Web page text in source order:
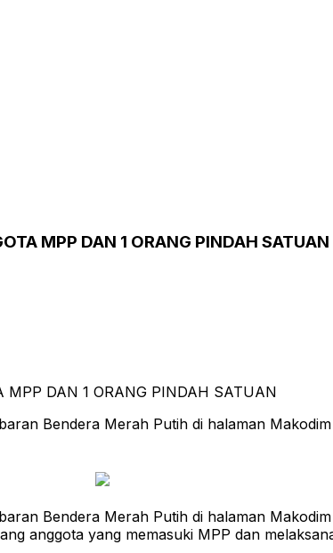
MPP DAN 1 ORANG PINDAH SATUAN
Bendera Merah Putih di halaman
Bendera Merah Putih di halaman
anggota yang memasuki MPP dan